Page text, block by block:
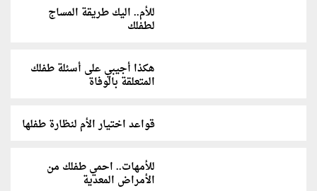
للأم.. اليك طريقة المساج
لطفلك
هكذا أجيبي على أسئلة طفلك
المتعلقة بالوفاة
قواعد اختيار الأم لنظارة طفلها
للأمهات.. احمي طفلك من
الأمراض المعدية